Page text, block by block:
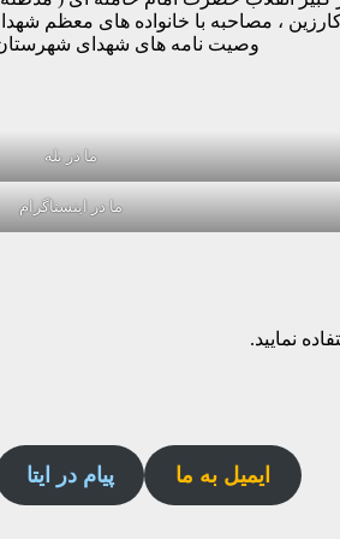
، مصاحبه با خانواده های
وصیت نامه های شهدای
ما در بله
ما در اینستاگرام
نمایید.
ایمیل به ما پیام در ایتا